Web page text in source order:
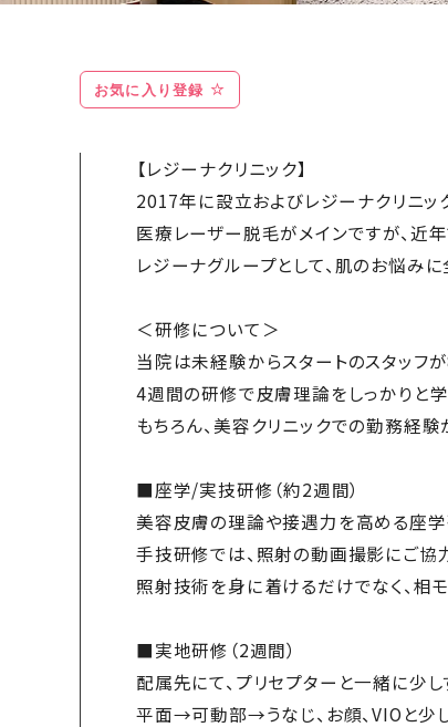
お気に入り登録
【レジーナクリニック】
2017年に設立およびレジーナクリニッ
医療レーザー脱毛がメインですが、近
レジーナグループとして、肌のお悩み
＜研修について＞
当院は未経験からスタートのスタッフが
4週間の研修で皮膚理論をしっかりと学
もちろん、美容クリニックでの勤務経
■座学/実技研修（約2週間）
美容皮膚の理論や接遇力を高める座学
手技研修では、照射の動画撮影にご協
照射技術を身に着けるだけでなく、相
■実地研修（2週間）
配属先にて、プリセプターと一緒に少
平面→可動部→うなじ、お顔、VIOと少